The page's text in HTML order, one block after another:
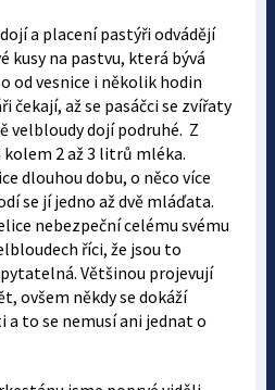
a placení pastýři odvádějí
kusy na pastvu, která bývá
od vesnice i několik hodin
čekají, až se pasáčci se zvířaty
velbloudy dojí podruhé. Z
2 až 3 litrů mléka.
dlouhou dobu, o něco více
se jí jedno až dvě mláďata.
nebezpeční celému svému
říci, že jsou to
Většinou projevují
ovšem někdy se dokáží
to se nemusí ani jednat o